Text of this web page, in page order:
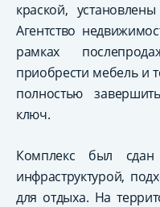
краской,
Агентство
рамках
приобрести мебель и
полностью
ключ.
Комплекс был
инфраструктурой,
для отдыха. На